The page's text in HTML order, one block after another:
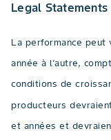
Legal Statements
La performance
année à l'autre,
conditions de
producteurs
et années et